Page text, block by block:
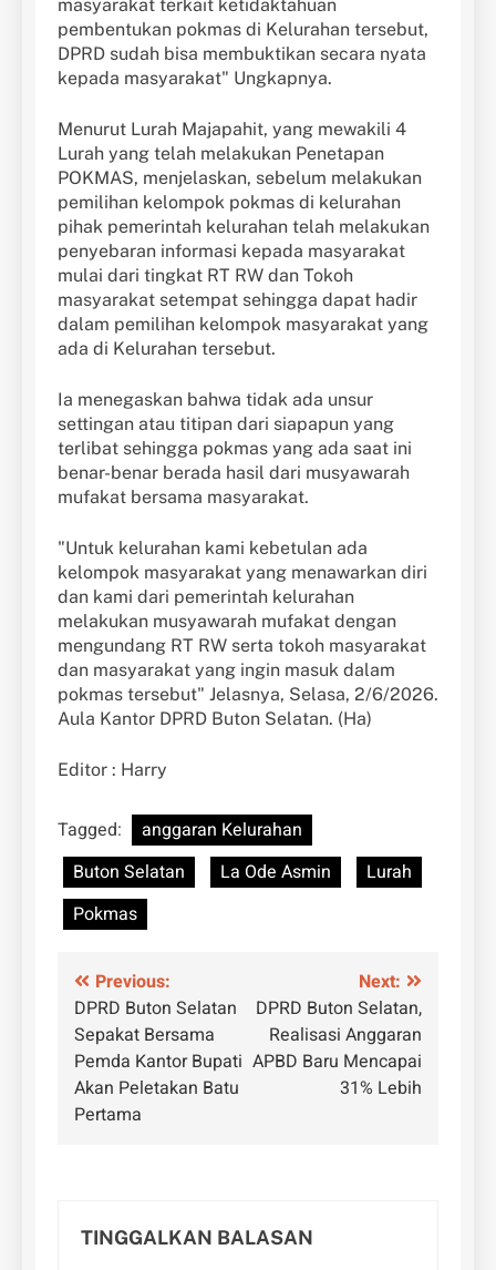
masyarakat terkait ketidaktahuan
pembentukan pokmas di Kelurahan tersebut,
DPRD sudah bisa membuktikan secara nyata
kepada masyarakat" Ungkapnya.
Menurut Lurah Majapahit, yang mewakili 4
Lurah yang telah melakukan Penetapan
POKMAS, menjelaskan, sebelum melakukan
pemilihan kelompok pokmas di kelurahan
pihak pemerintah kelurahan telah melakukan
penyebaran informasi kepada masyarakat
mulai dari tingkat RT RW dan Tokoh
masyarakat setempat sehingga dapat hadir
dalam pemilihan kelompok masyarakat yang
ada di Kelurahan tersebut.
Ia menegaskan bahwa tidak ada unsur
settingan atau titipan dari siapapun yang
terlibat sehingga pokmas yang ada saat ini
benar-benar berada hasil dari musyawarah
mufakat bersama masyarakat.
"Untuk kelurahan kami kebetulan ada
kelompok masyarakat yang menawarkan diri
dan kami dari pemerintah kelurahan
melakukan musyawarah mufakat dengan
mengundang RT RW serta tokoh masyarakat
dan masyarakat yang ingin masuk dalam
pokmas tersebut" Jelasnya, Selasa, 2/6/2026.
Aula Kantor DPRD Buton Selatan. (Ha)
Editor : Harry
Tagged:
anggaran Kelurahan
Buton Selatan
La Ode Asmin
Lurah
Pokmas
Navigasi
pos
Previous:
DPRD Buton Selatan
Sepakat Bersama
Pemda Kantor Bupati
Akan Peletakan Batu
Pertama
Next:
DPRD Buton Selatan,
Realisasi Anggaran
APBD Baru Mencapai
31% Lebih
TINGGALKAN BALASAN